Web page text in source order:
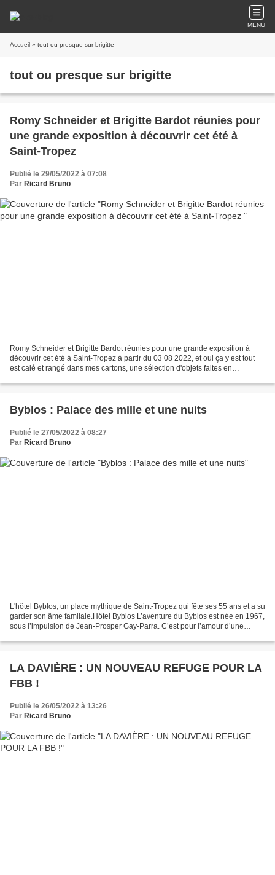
MENU
Accueil » tout ou presque sur brigitte
tout ou presque sur brigitte
Romy Schneider et Brigitte Bardot réunies pour
une grande exposition à découvrir cet été à
Saint-Tropez
Publié le 29/05/2022 à 07:08
Par Ricard Bruno
Romy Schneider et Brigitte Bardot réunies pour une grande exposition à
découvrir cet été à Saint-Tropez à partir du 03 08 2022, et oui ça y est tout
est calé et rangé dans mes cartons, une sélection d'objets faites en
Byblos : Palace des mille et une nuits
Publié le 27/05/2022 à 08:27
Par Ricard Bruno
L'hôtel Byblos, un place mythique de Saint-Tropez qui fête ses 55 ans et a su
garder son âme familale.Hôtel Byblos L’aventure du Byblos est née en 1967,
sous l’impulsion de Jean-Prosper Gay-Parra. C’est pour l’amour d’une
LA DAVIÈRE : UN NOUVEAU REFUGE POUR LA
FBB !
Publié le 26/05/2022 à 13:26
Par Ricard Bruno